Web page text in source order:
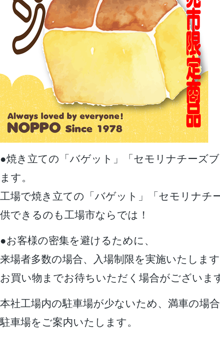
●焼き立ての「バゲット」「セモリナチーズ
ます。
工場で焼き立ての「バゲット」「セモリナチ
供できるのも工場市ならでは！
●お客様の密集を避けるために、
来場者多数の場合、入場制限を実施いたしま
お買い物までお待ちいただく場合がございま
本社工場内の駐車場が少ないため、満車の場
駐車場をご案内いたします。